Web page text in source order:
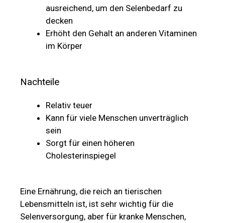
ausreichend, um den Selenbedarf zu
decken
Erhöht den Gehalt an anderen Vitaminen
im Körper
Nachteile
Relativ teuer
Kann für viele Menschen unverträglich
sein
Sorgt für einen höheren
Cholesterinspiegel
Eine Ernährung, die reich an tierischen
Lebensmitteln ist, ist sehr wichtig für die
Selenversorgung, aber für kranke Menschen,